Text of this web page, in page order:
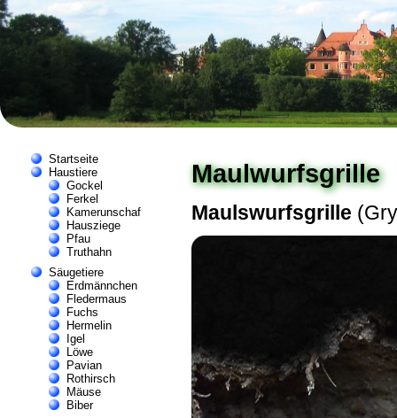
Startseite
Haustiere
Gockel
Ferkel
Kamerunschaf
Hausziege
Pfau
Truthahn
Säugetiere
Erdmännchen
Fledermaus
Fuchs
Hermelin
Igel
Löwe
Pavian
Rothirsch
Mäuse
Biber
Maulwurfsgrille
Maulswurfsgrille